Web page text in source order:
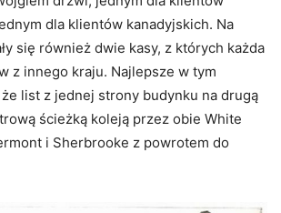
dla klientów kanadyjskich. Na
się również dwie kasy, z których każda
z innego kraju. Najlepsze w tym
list z jednej strony budynku na drugą
ścieżką koleją przez obie White
i Sherbrooke z powrotem do